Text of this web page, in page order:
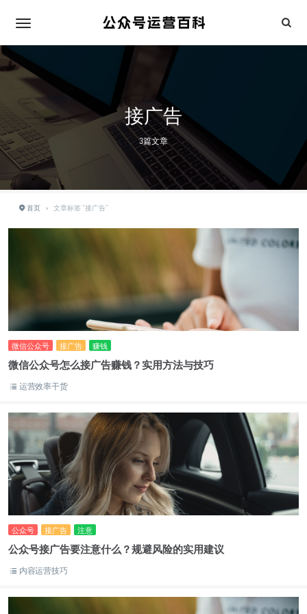
接广告
3篇文章
首页 › 文章标签 "接广告"
微信公众号 接广告 赚钱
微信公众号怎么接广告赚钱？实用方法与技巧
运营效率干货
公众号 接广告 注意
公众号接广告要注意什么？规避风险的实用建议
内容运营技巧